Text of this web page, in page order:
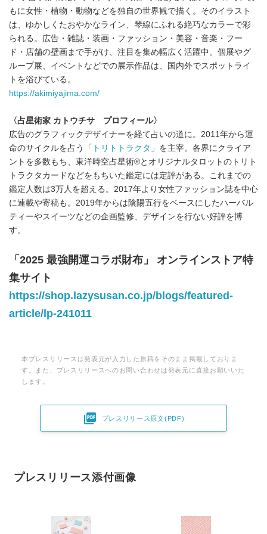
もに女性・植物・動物などを独自の世界観で描く。そのイラスト
は、ゆかしくたおやかなライン、琴線にふれる絶巧なカラーで彩
られる。広告・雑誌・装画・ファッション・美容・音楽・フー
ド・店舗の壁画まで手がけ、注目を集め幅広く活躍中。個展やグ
ループ展、イベントなどでの展示作品は、国内外でスポットライ
トを浴びている。
https://akimiyajima.com/
〈占星術家 カトウチサ プロフィール〉
広告のグラフィックデザイナーを経て占いの道に。2011年から運
命のサイクルを占う「
トリトトラクタ 」を主宰。各界にクライア
ントを多数もち、東洋時空占星術®︎とオリジナルタロットのトリト
トラクタカードなどをもちいた鑑定には定評がある。これまでの
鑑定人数は3万人を超える。2017年より女性ファッション誌を中心
に連載や寄稿も。2019年からは陰陽五行をベースにしたハーバル
ティーやスイーツなどの企画監修、デザインを行ない好評を博
す。
「2025 最強開運コラボ財布」 オンラインストア特
集サイト
https://shop.lazysusan.co.jp/blogs/featured-
article/lp-241011
本プレスリリースは発表元が入力した原稿をそのまま掲載しておりま
す。また、プレスリリースへのお問い合わせは発表元に直接お願いいた
します。
 プレスリリース原文(PDF)
プレスリリース添付画像